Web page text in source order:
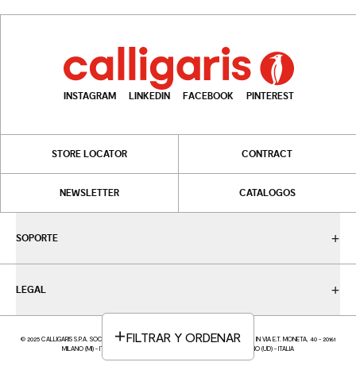
FILTRAR Y ORDENAR
INSTAGRAM LINKEDIN FACEBOOK PINTEREST
STORE LOCATOR CONTRACT
NEWSLETTER CATALOGOS
SOPORTE
LEGAL
© 2025 CALLIGARIS S.P.A. SOCIETÀ UNIPERSONALE - P.IVA IT05617370969 - SEDE LEGALE IN VIA E.T. MONETA, 40 - 20161
MILANO (MI) - ITALIA; SEDE OPERATIVA IN VIA TRIESTE,12 33044 MANZANO (UD) - ITALIA